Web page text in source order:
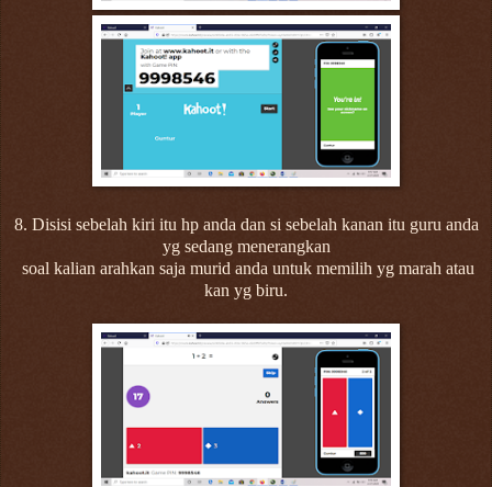
8. Disisi sebelah kiri itu hp anda dan si sebelah kanan itu guru anda
yg sedang menerangkan
soal kalian arahkan saja murid anda untuk memilih yg marah atau
kan yg biru.